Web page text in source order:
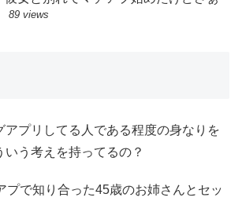
89 views
アプリしてる人である程度の身なりを
う考えを持ってるの？
プで知り合った45歳のお姉さんとセッ